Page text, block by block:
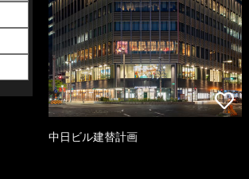
中日ビル建替計画